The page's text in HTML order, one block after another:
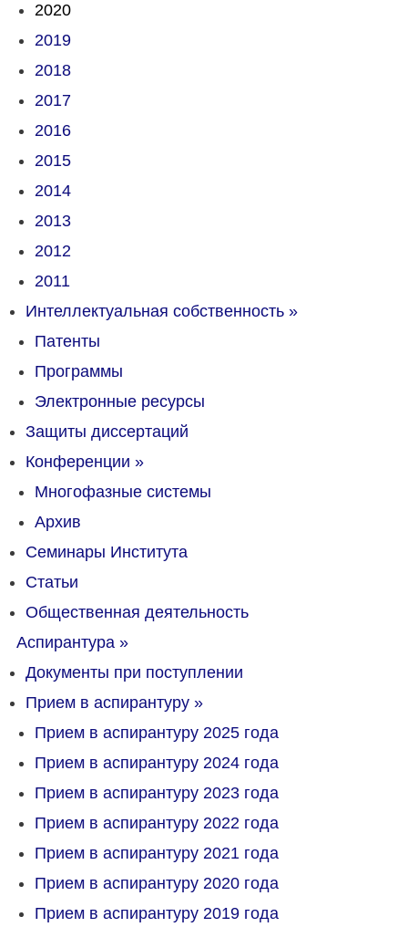
2020
2019
2018
2017
2016
2015
2014
2013
2012
2011
Интеллектуальная собственность »
Патенты
Программы
Электронные ресурсы
Защиты диссертаций
Конференции »
Многофазные системы
Архив
Семинары Института
Статьи
Общественная деятельность
Аспирантура »
Документы при поступлении
Прием в аспирантуру »
Прием в аспирантуру 2025 года
Прием в аспирантуру 2024 года
Прием в аспирантуру 2023 года
Прием в аспирантуру 2022 года
Прием в аспирантуру 2021 года
Прием в аспирантуру 2020 года
Прием в аспирантуру 2019 года